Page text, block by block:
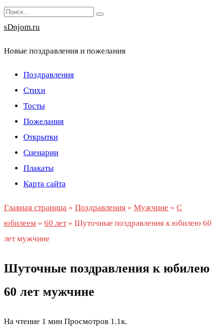
Перейти
к
Search
for:
sDnjom.ru
Новые поздравления и пожелания
Поздравления
Стихи
Тосты
Пожелания
Открытки
Сценарии
Плакаты
Карта сайта
Главная страница » Поздравления » Мужчине » С
юбилеем » 60 лет» Шуточные поздравления к юбилею 60
лет мужчине
Шуточные поздравления к юбилею
60 лет мужчине
На чтение 1 мин Просмотров 1.1к.